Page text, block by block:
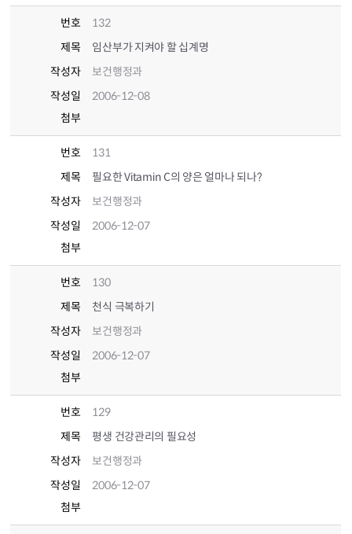
번호
132
제목
임산부가 지켜야 할 십계명
작성자
보건행정과
작성일
2006-12-08
첨부
번호
131
제목
필요한 Vitamin C의 양은 얼마나 되나?
작성자
보건행정과
작성일
2006-12-07
첨부
번호
130
제목
천식 극복하기
작성자
보건행정과
작성일
2006-12-07
첨부
번호
129
제목
평생 건강관리의 필요성
작성자
보건행정과
작성일
2006-12-07
첨부